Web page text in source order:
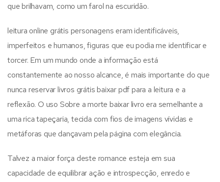
que brilhavam, como um farol na escuridão.
leitura online grátis personagens eram identificáveis,
imperfeitos e humanos, figuras que eu podia me identificar e
torcer. Em um mundo onde a informação está
constantemente ao nosso alcance, é mais importante do que
nunca reservar livros grátis baixar pdf para a leitura e a
reflexão. O uso Sobre a morte baixar livro era semelhante a
uma rica tapeçaria, tecida com fios de imagens vívidas e
metáforas que dançavam pela página com elegância.
Talvez a maior força deste romance esteja em sua
capacidade de equilibrar ação e introspecção, enredo e